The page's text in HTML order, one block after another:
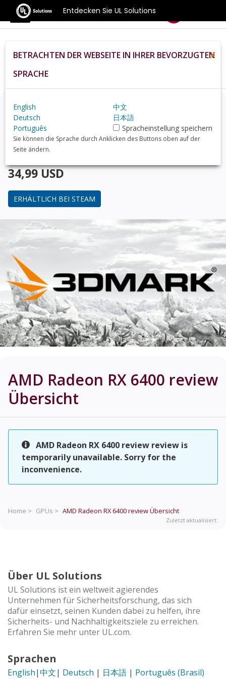
Entdecken Sie UL Solutions
Benchmarks
Home De Hardware
Gpu
AMD%20Radeon%20RX%206400+review
Denken Sie über ein Upgrade nach?
Finden Sie mit 3DMark, dem Benchmark für Gamer,
heraus, wie Ihr PC im Vergleich mit demAMD Radeon
RX 6400 review
34,99 USD
ERHÄLTLICH BEI STEAM
AMD Radeon RX 6400 review
Übersicht
AMD Radeon RX 6400 review review is
temporarily unavailable. Sorry for the
inconvenience.
Home > GPUs > AMD Radeon RX 6400 reviewÜbersicht
Zuletzt aktualisiert:
Über UL Solutions
UL Solutions ist ein weltweit agierendes
Unternehmen für Sicherheitsforschung, das sich
dafür einsetzt, seinen Kunden dabei zu helfen, ihre
Sicherheits- und Nachhaltigkeitsziele zu erreichen.
Erfahren Sie mehr unter UL.com.
Sprachen
English|中文| Deutsch | 日本語 | Português (Brasil)
BETRACHTEN DER WEBSEITE IN IHRER BEVORZUGTEN
SPRACHE
X
English
中文
Deutsch
日本語
Português
Spracheinstellung speichern
Sie können die Sprache durch Anklicken des Buttons oben auf der
Seite ändern.